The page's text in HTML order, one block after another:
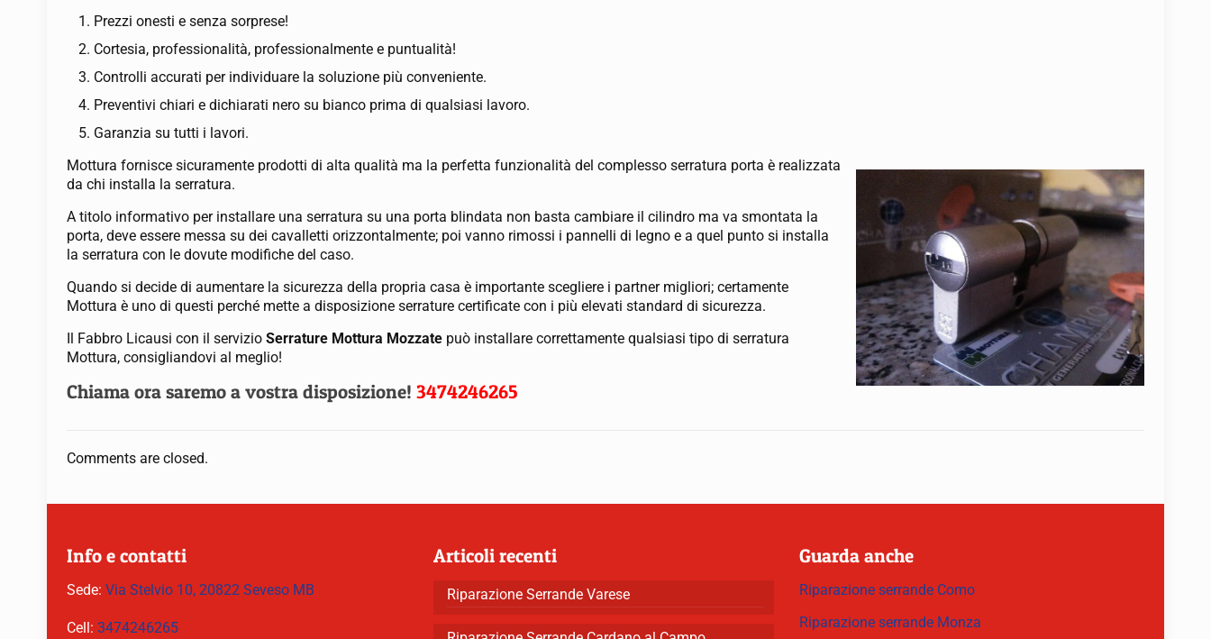
Prezzi onesti e senza sorprese!
Cortesia, professionalità, professionalmente e puntualità!
Controlli accurati per individuare la soluzione più conveniente.
Preventivi chiari e dichiarati nero su bianco prima di qualsiasi lavoro.
Garanzia su tutti i lavori.
Mottura fornisce sicuramente prodotti di alta qualità ma la perfetta funzionalità del complesso serratura porta è realizzata
da chi installa la serratura.
A titolo informativo per installare una serratura su una porta blindata non basta cambiare il cilindro ma va smontata la
porta, deve essere messa su dei cavalletti orizzontalmente; poi vanno rimossi i pannelli di legno e a quel punto si installa
la serratura con le dovute modifiche del caso.
Quando si decide di aumentare la sicurezza della propria casa è importante scegliere i partner migliori; certamente
Mottura è uno di questi perché mette a disposizione serrature certificate con i più elevati standard di sicurezza.
Il Fabbro Licausi con il servizioSerrature Mottura Mozzate può installare correttamente qualsiasi tipo di serratura
Mottura, consigliandovi al meglio!
Chiama ora saremo a vostra disposizione!3474246265
Comments are closed.
Info e contatti
Sede: Via Stelvio 10, 20822 Seveso MB
Cell: 3474246265
Articoli recenti
Riparazione Serrande Varese
Guarda anche
Riparazione serrande Como
Riparazione serrande Monza